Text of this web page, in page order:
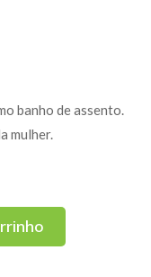
banho de assento.
mulher.